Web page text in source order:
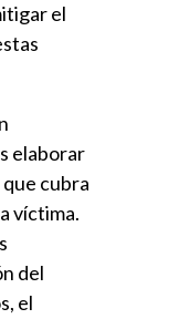
el
elaborar
cubra
víctima.
del
el